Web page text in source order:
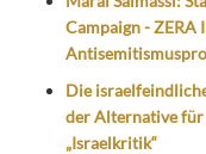
Campaign - ZERA
Die
der Alternative für
„Israelkritik“